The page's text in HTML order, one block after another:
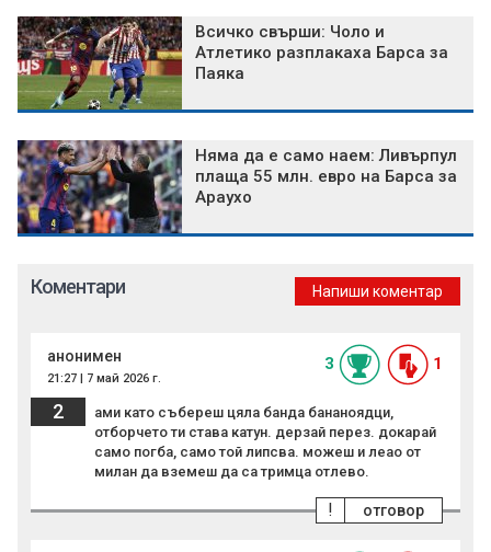
Всичко свърши: Чоло и
Атлетико разплакаха Барса за
Паяка
Няма да е само наем: Ливърпул
плаща 55 млн. евро на Барса за
Араухо
Коментари Напиши коментар
анонимен
21:27 | 7 май 2026 г.
3 1
2
ами като събереш цяла банда бананоядци,
отборчето ти става катун. дерзай перез. докарай
само погба, само той липсва. можеш и леао от
милан да вземеш да са тримца отлево.
отговор
!